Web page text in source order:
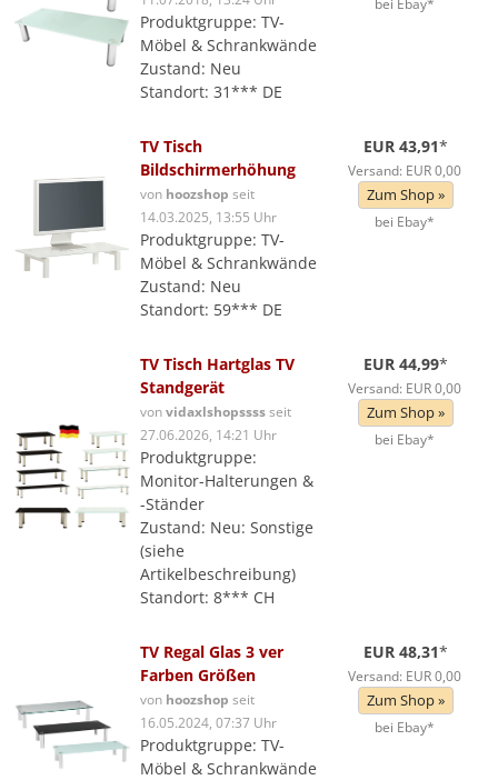
Produktgruppe: TV-
Möbel & Schrankwände
Zustand: Neu
Standort: 31*** DE
TV Tisch
Bildschirmerhöhung
von hoozshop seit
14.03.2025, 13:55 Uhr
Produktgruppe: TV-
Möbel & Schrankwände
Zustand: Neu
Standort: 59*** DE
EUR 43,91*
Versand: EUR 0,00
Zum Shop »
bei Ebay*
TV Tisch Hartglas TV
Standgerät
vonvidaxlshopssssseit
27.06.2026, 14:21 Uhr
Produktgruppe:
Monitor-Halterungen &
-Ständer
Zustand: Neu: Sonstige
(siehe
Artikelbeschreibung)
Standort: 8*** CH
EUR 44,99*
Versand: EUR 0,00
Zum Shop »
bei Ebay*
TV Regal Glas 3 ver
Farben Größen
von hoozshop seit
16.05.2024, 07:37 Uhr
Produktgruppe: TV-
Möbel & Schrankwände
EUR 48,31*
Versand: EUR 0,00
Zum Shop »
bei Ebay*